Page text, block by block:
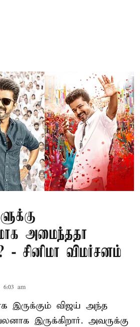
அமைந்ததா
- சினிமா விமர்சனம்
6:03 am
இருக்கும் விஜய் அந்த
இருக்கிறார். அவருக்கு